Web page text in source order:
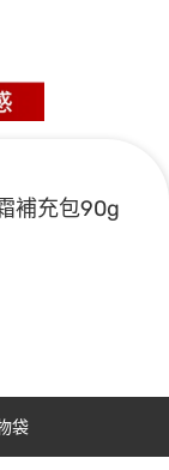
補充包90g
袋